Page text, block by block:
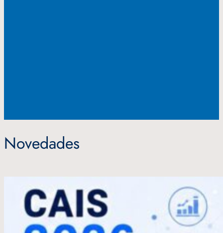
Novedades